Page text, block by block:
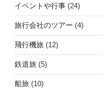
イベントや行事 (24)
旅行会社のツアー (4)
飛行機旅 (12)
鉄道旅 (5)
船旅 (10)